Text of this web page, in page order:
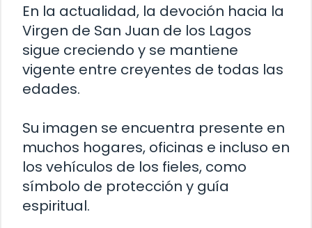
En la actualidad, la devoción hacia la
Virgen de San Juan de los Lagos
sigue creciendo y se mantiene
vigente entre creyentes de todas las
edades.
Su imagen se encuentra presente en
muchos hogares, oficinas e incluso en
los vehículos de los fieles, como
símbolo de protección y guía
espiritual.